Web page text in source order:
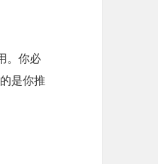
。你必
是你推